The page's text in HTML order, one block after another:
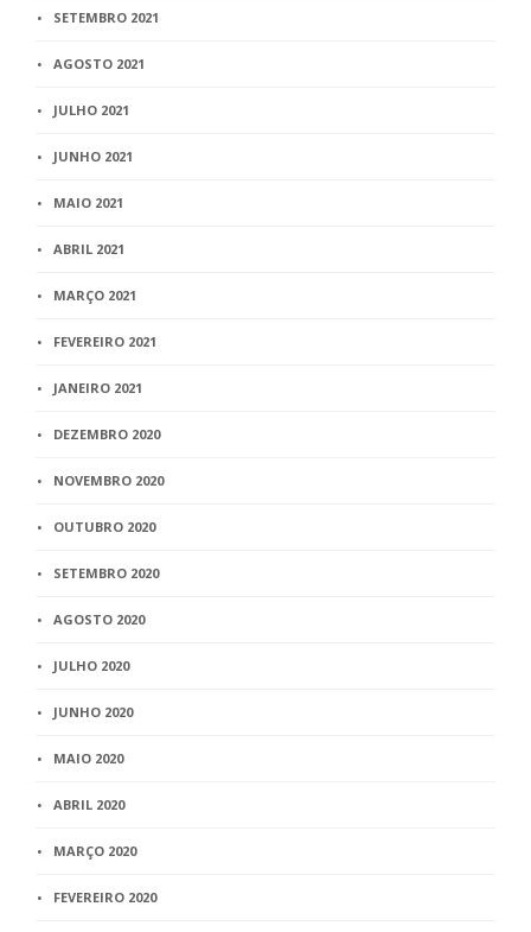
SETEMBRO 2021
AGOSTO 2021
JULHO 2021
JUNHO 2021
MAIO 2021
ABRIL 2021
MARÇO 2021
FEVEREIRO 2021
JANEIRO 2021
DEZEMBRO 2020
NOVEMBRO 2020
OUTUBRO 2020
SETEMBRO 2020
AGOSTO 2020
JULHO 2020
JUNHO 2020
MAIO 2020
ABRIL 2020
MARÇO 2020
FEVEREIRO 2020